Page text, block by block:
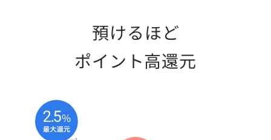
預けるほど
ポイント高還元